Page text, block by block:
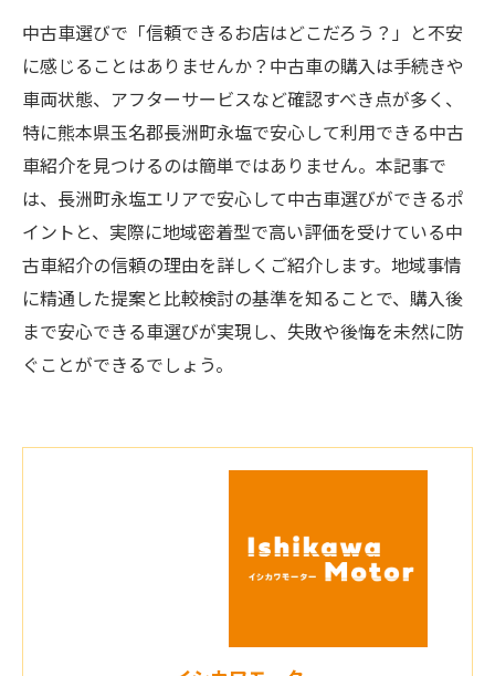
中古車選びで「信頼できるお店はどこだろう？」と不安
に感じることはありませんか？中古車の購入は手続きや
車両状態、アフターサービスなど確認すべき点が多く、
特に熊本県玉名郡長洲町永塩で安心して利用できる中古
車紹介を見つけるのは簡単ではありません。本記事で
は、長洲町永塩エリアで安心して中古車選びができるポ
イントと、実際に地域密着型で高い評価を受けている中
古車紹介の信頼の理由を詳しくご紹介します。地域事情
に精通した提案と比較検討の基準を知ることで、購入後
まで安心できる車選びが実現し、失敗や後悔を未然に防
ぐことができるでしょう。